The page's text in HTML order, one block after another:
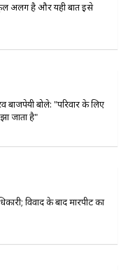
अलग है और यही बात इसे
बाजपेयी बोले: "परिवार के लिए
जाता है"
विवाद के बाद मारपीट का